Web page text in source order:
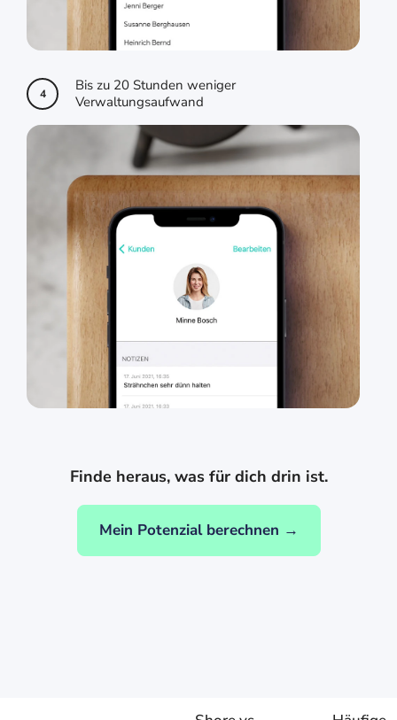
4
Bis zu 20 Stunden weniger
Verwaltungsaufwand
Finde heraus, was für dich drin ist.
Mein Potenzial berechnen →